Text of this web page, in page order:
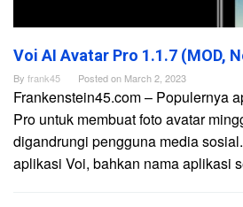
Voi AI Avatar Pro 1.1.7 (MOD,
By frank45 Posted on March 2, 2023
Frankenstein45.com – Populernya
Pro untuk membuat foto avatar
digandrungi pengguna media
aplikasi Voi, bahkan nama aplikasi